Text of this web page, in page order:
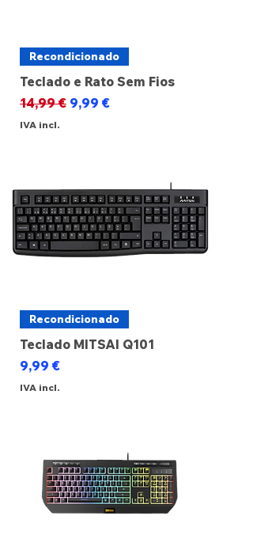
Recondicionado
Teclado e Rato Sem Fios
Preço normal
14,99 € Preço promocional
9,99 €
IVA incl.
Recondicionado
Teclado MITSAI Q101
Preço
9,99 €
IVA incl.